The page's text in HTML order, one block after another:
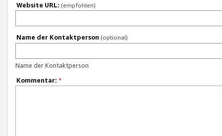
Website URL: (empfohlen)
Name der Kontaktperson (optional)
Name der Kontaktperson
Kommentar: *